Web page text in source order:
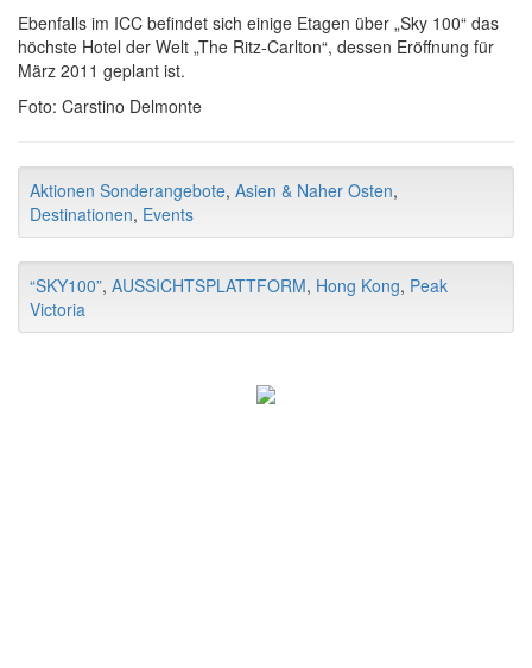
Ebenfalls im ICC befindet sich einige Etagen über „Sky 100“ das
höchste Hotel der Welt „The Ritz-Carlton“, dessen Eröffnung für
März 2011 geplant ist.
Foto: Carstino Delmonte
Aktionen Sonderangebote, Asien & Naher Osten,
Destinationen, Events
“SKY100”, AUSSICHTSPLATTFORM, Hong Kong, Peak
Victoria